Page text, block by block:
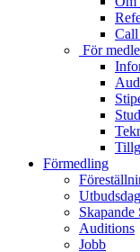
Call
För
Förmedling
Skapande
Auditions
Jobb